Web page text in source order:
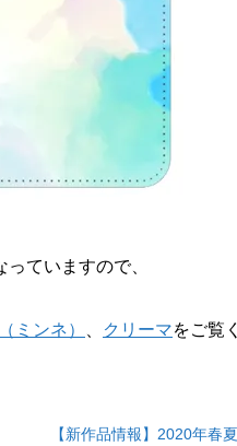
ていますので、
ミンネ） 、 クリーマをご覧
【新作品情報】2020年春